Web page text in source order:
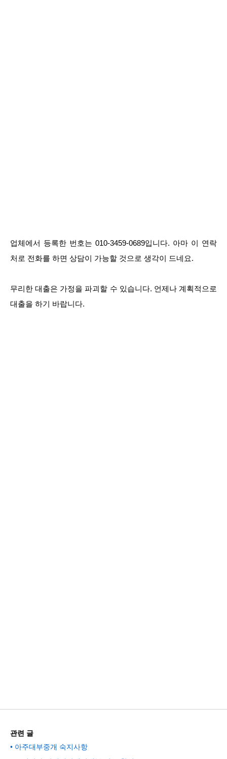
업체에서 등록한 번호는 010-3459-0689입니다. 아마 이 연락
처로 전화를 하면 상담이 가능할 것으로 생각이 드네요.
무리한 대출은 가정을 파괴할 수 있습니다. 언제나 계획적으로
대출을 하기 바랍니다.
관련 글
아주대부중개 숙지사항